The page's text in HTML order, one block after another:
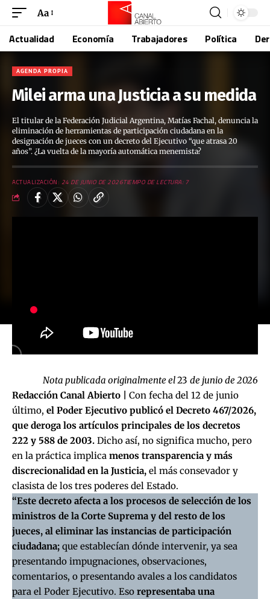
Aa
Actualidad Economía Trabajadores Política
AGENDA PROPIA
Milei arma una Justicia a su medida
El titular de la Federación Judicial Argentina, Matías Fachal, denuncia la
eliminación de herramientas de participación ciudadana en la
designación de jueces con un decreto del Ejecutivo “que atrasa 20
años”. ¿La vuelta de la mayoría automática menemista?
ACTUALIZACIÓN: 24 DE JUNIO DE 2026TIEMPO DE LECTURA: 7
Nota publicada originalmente el23 de junio de 2026
Redacción Canal Abierto | Con fecha del 12 de junio
último, el Poder Ejecutivo publicó el Decreto 467/2026,
que deroga los artículos principales de los decretos
222 y 588 de 2003. Dicho así, no significa mucho, pero
en la práctica implica menos transparencia y más
discrecionalidad en la Justicia, el más consevador y
clasista de los tres poderes del Estado.
“Este decreto afecta a los procesos de selección de los
ministros de la Corte Suprema y del resto de los
jueces, al eliminar las instancias de participación
ciudadana; que establecían dónde intervenir, ya sea
presentando impugnaciones, observaciones,
comentarios, o presentando avales a los candidatos
para el Poder Ejecutivo. Eso representaba una